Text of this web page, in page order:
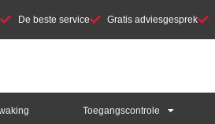
De beste service Gratis adviesgesprek
Toegangscontrole